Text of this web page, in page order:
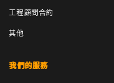
工程顧問合約
其他
我們的服務